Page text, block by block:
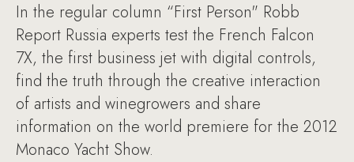
In the regular column “First Person" Robb
Report Russia experts test the French Falcon
7X, the first business jet with digital controls,
find the truth through the creative interaction
of artists and winegrowers and share
information on the world premiere for the 2012
Monaco Yacht Show.